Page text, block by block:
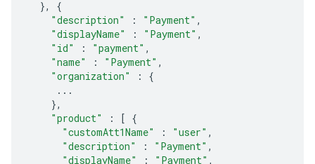
},
{
"description"
: "Payment" ,
"displayName"
: "Payment" ,
"id"
: "payment" ,
"name"
: "Payment" ,
"organization"
:
{
...
},
"product"
: [ {
"customAtt1Name"
: "user" ,
"description"
: "Payment" ,
"displayName"
: "Payment" ,